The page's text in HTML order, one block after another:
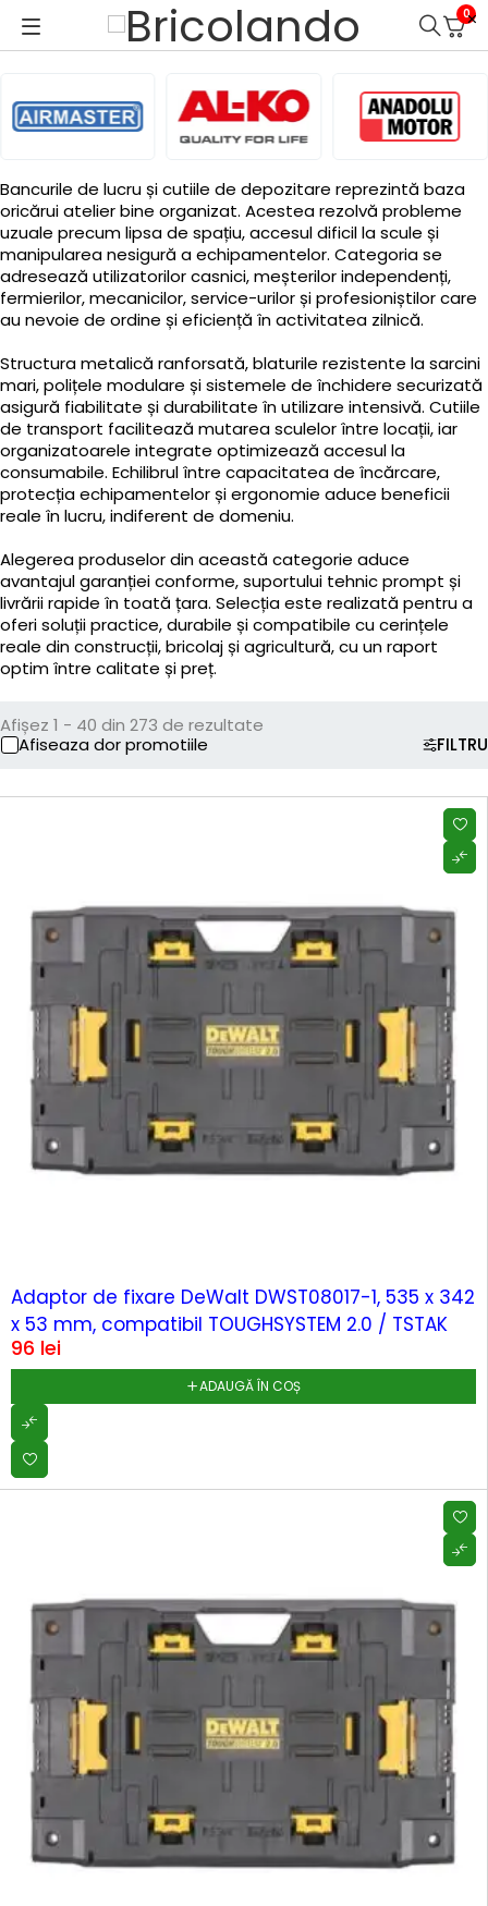
0
Bancurile de lucru și cutiile de depozitare reprezintă baza
oricărui atelier bine organizat. Acestea rezolvă probleme
uzuale precum lipsa de spațiu, accesul dificil la scule și
manipularea nesigură a echipamentelor. Categoria se
adresează utilizatorilor casnici, meșterilor independenți,
fermierilor, mecanicilor, service-urilor și profesioniștilor care
au nevoie de ordine și eficiență în activitatea zilnică.
Structura metalică ranforsată, blaturile rezistente la sarcini
mari, polițele modulare și sistemele de închidere securizată
asigură fiabilitate și durabilitate în utilizare intensivă. Cutiile
de transport facilitează mutarea sculelor între locații, iar
organizatoarele integrate optimizează accesul la
consumabile. Echilibrul între capacitatea de încărcare,
protecția echipamentelor și ergonomie aduce beneficii
reale în lucru, indiferent de domeniu.
Alegerea produselor din această categorie aduce
avantajul garanției conforme, suportului tehnic prompt și
livrării rapide în toată țara. Selecția este realizată pentru a
oferi soluții practice, durabile și compatibile cu cerințele
reale din construcții, bricolaj și agricultură, cu un raport
optim între calitate și preț.
FILTRU
Afișez 1 - 40 din 273 de rezultate
Afiseaza dor promotiile
Adaptor de fixare DeWalt DWST08017-1, 535 x 342
x 53 mm, compatibil TOUGHSYSTEM 2.0 / TSTAK
96 lei
ADAUGĂ ÎN COȘ